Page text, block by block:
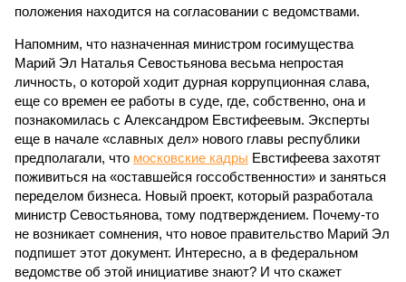
положения находится на согласовании с ведомствами.
Напомним, что назначенная министром госимущества
Марий Эл Наталья Севостьянова весьма непростая
личность, о которой ходит дурная коррупционная слава,
еще со времен ее работы в суде, где, собственно, она и
познакомилась с Александром Евстифеевым. Эксперты
еще в начале «славных дел» нового главы республики
предполагали, что московские кадры Евстифеева захотят
поживиться на «оставшейся госсобственности» и заняться
переделом бизнеса. Новый проект, который разработала
министр Севостьянова, тому подтверждением. Почему-то
не возникает сомнения, что новое правительство Марий Эл
подпишет этот документ. Интересно, а в федеральном
ведомстве об этой инициативе знают? И что скажет